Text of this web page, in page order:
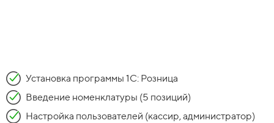
Установка программы 1С: Розница
Введение номенклатуры (5 позиций)
Настройка пользователей (кассир, администратор)